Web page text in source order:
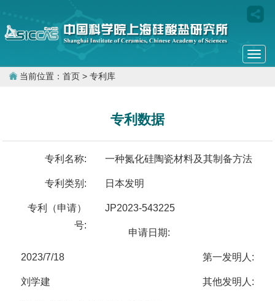
当前位置： 首页 > 专利库
专利数据
专利名称: 一种氮化硅陶瓷材料及其制备方法
专利类别: 日本发明
专利（申请）
号:
JP2023-543225
申请日期:
2023/7/18 第一发明人:
刘学建 其他发明人: